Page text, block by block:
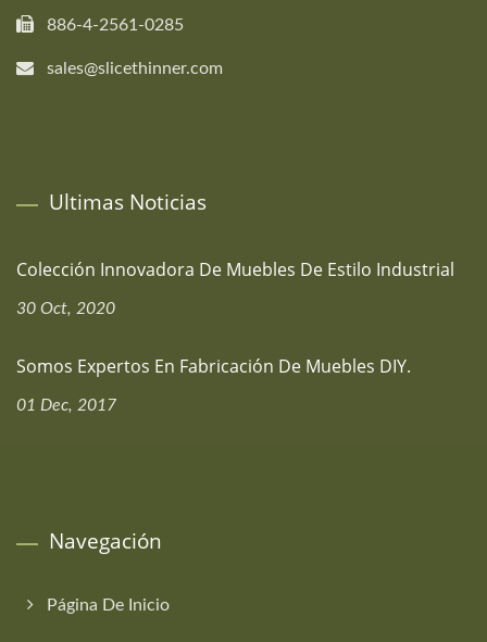
886-4-2561-0285
sales@slicethinner.com
Ultimas Noticias
Colección Innovadora De Muebles De Estilo Industrial
30 Oct, 2020
Somos Expertos En Fabricación De Muebles DIY.
01 Dec, 2017
Navegación
Página De Inicio